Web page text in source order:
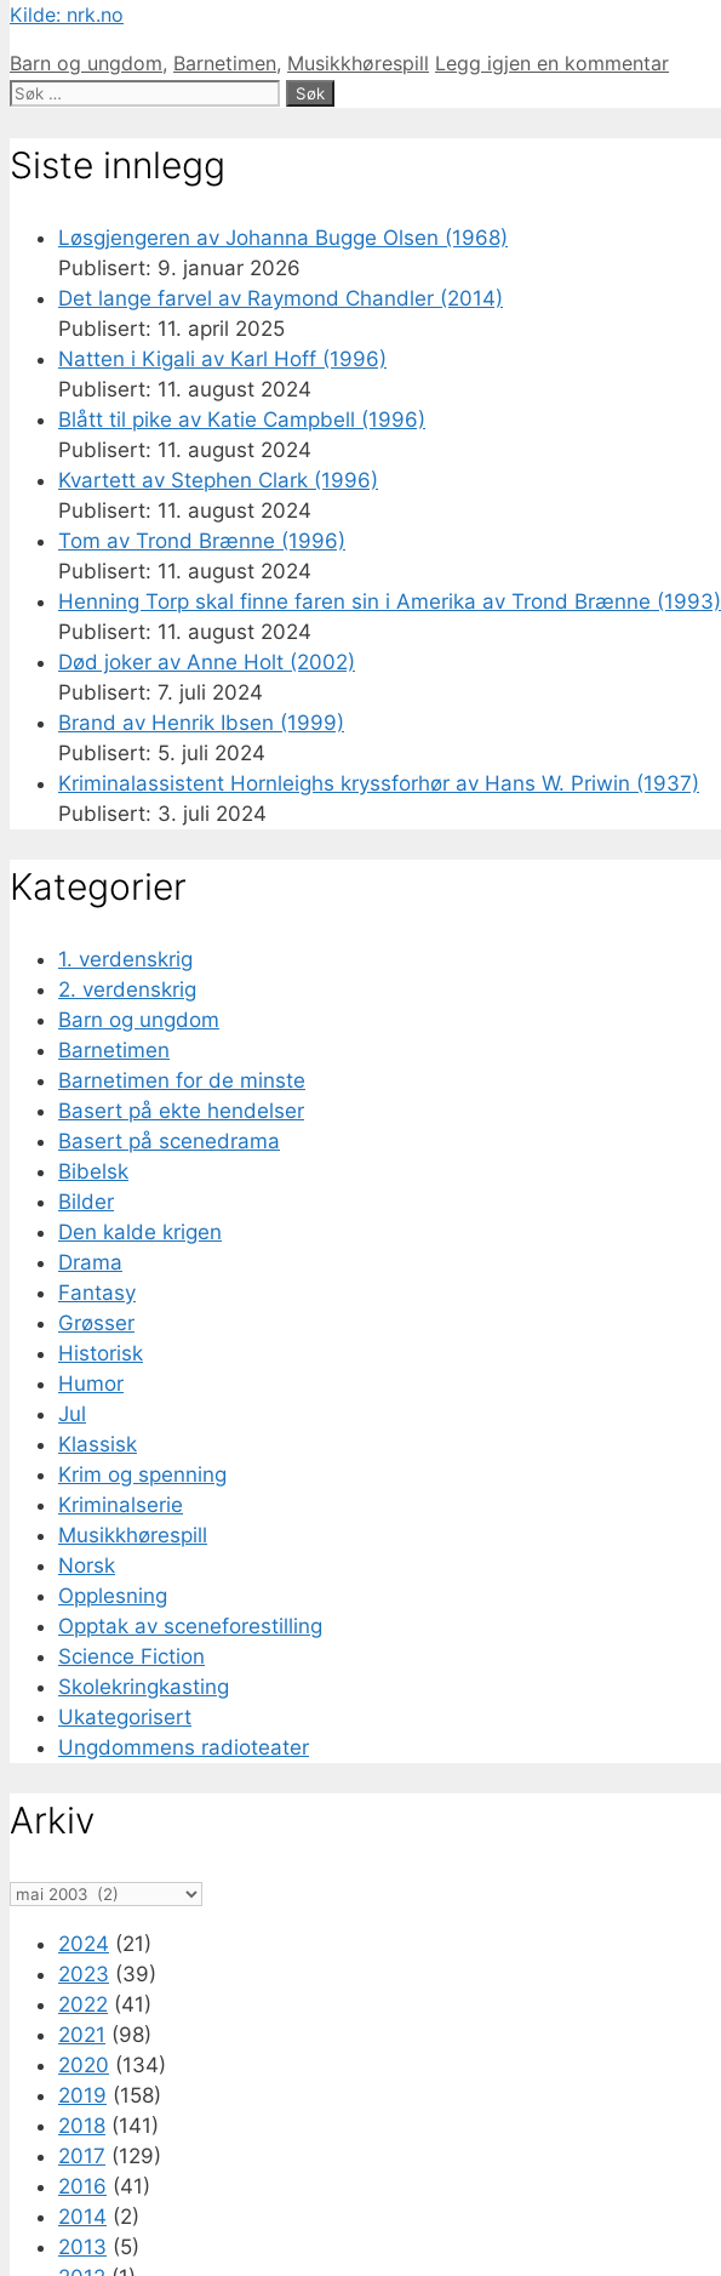
Kilde: nrk.no
Kategorier
Barn og ungdom, Barnetimen, Musikkhørespill Legg igjen en kommentar
Søk
Siste innlegg
Løsgjengeren av Johanna Bugge Olsen (1968)
9. januar 2026
Det lange farvel av Raymond Chandler (2014)
11. april 2025
Natten i Kigali av Karl Hoff (1996)
11. august 2024
Blått til pike av Katie Campbell (1996)
11. august 2024
Kvartett av Stephen Clark (1996)
11. august 2024
Tom av Trond Brænne (1996)
11. august 2024
Henning Torp skal finne faren sin i Amerika av Trond Brænne (1993)
11. august 2024
Død joker av Anne Holt (2002)
7. juli 2024
Brand av Henrik Ibsen (1999)
5. juli 2024
Kriminalassistent Hornleighs kryssforhør av Hans W. Priwin (1937)
3. juli 2024
Kategorier
1. verdenskrig
2. verdenskrig
Barn og ungdom
Barnetimen
Barnetimen for de minste
Basert på ekte hendelser
Basert på scenedrama
Bibelsk
Bilder
Den kalde krigen
Drama
Fantasy
Grøsser
Historisk
Humor
Jul
Klassisk
Krim og spenning
Kriminalserie
Musikkhørespill
Norsk
Opplesning
Opptak av sceneforestilling
Science Fiction
Skolekringkasting
Ukategorisert
Ungdommens radioteater
Arkiv
Arkiv
2024 (21)
2023 (39)
2022 (41)
2021 (98)
2020 (134)
2019 (158)
2018 (141)
2017 (129)
2016 (41)
2014 (2)
2013 (5)